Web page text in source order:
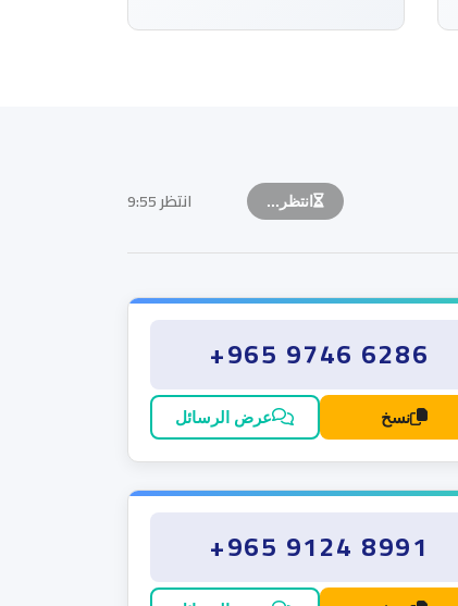
انتظر... انتظر 9:55
+965 9746 6286
نسخ عرض الرسائل
+965 9124 8991